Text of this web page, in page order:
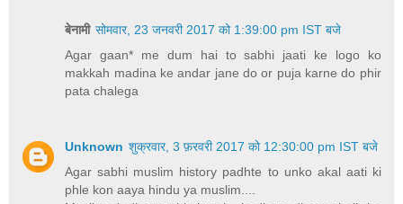
बेनामी सोमवार, 23 जनवरी 2017 को 1:39:00 pm IST बजे
Agar gaan* me dum hai to sabhi jaati ke logo ko
makkah madina ke andar jane do or puja karne do phir
pata chalega
Unknown शुक्रवार, 3 फ़रवरी 2017 को 12:30:00 pm IST बजे
Agar sabhi muslim history padhte to unko akal aati ki
phle kon aaya hindu ya muslim....